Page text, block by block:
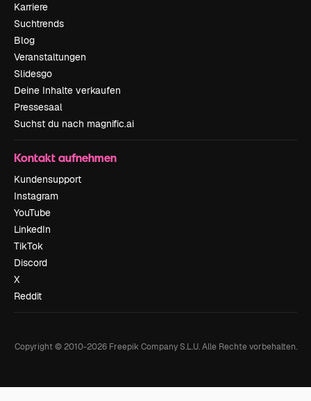
Karriere
Suchtrends
Blog
Veranstaltungen
Slidesgo
Deine Inhalte verkaufen
Pressesaal
Suchst du nach magnific.ai
Kontakt aufnehmen
Kundensupport
Instagram
YouTube
LinkedIn
TikTok
Discord
X
Reddit
Copyright © 2010-2026Freepik Company S.L.U. Alle Rechte vorbehalten.